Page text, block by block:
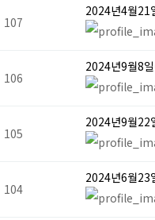
107
2024년4월21
106
2024년9월8
105
2024년9월22
104
2024년6월23